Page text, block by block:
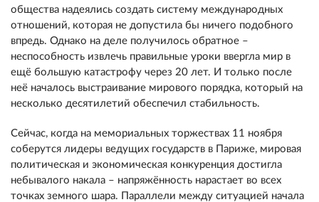
общества надеялись создать систему международных
отношений, которая не допустила бы ничего подобного
впредь. Однако на деле получилось обратное –
неспособность извлечь правильные уроки ввергла мир в
ещё большую катастрофу через 20 лет. И только после
неё началось выстраивание мирового порядка, который на
несколько десятилетий обеспечил стабильность.
Сейчас, когда на мемориальных торжествах 11 ноября
соберутся лидеры ведущих государств в Париже, мировая
политическая и экономическая конкуренция достигла
небывалого накала – напряжённость нарастает во всех
точках земного шара. Параллели между ситуацией начала